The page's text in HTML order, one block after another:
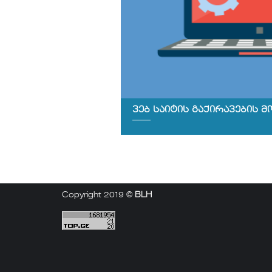
ვებ საიტის გაქირავების
Copyright 2019 © BLH